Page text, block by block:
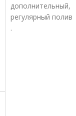
дополнительный,
регулярный полив
.